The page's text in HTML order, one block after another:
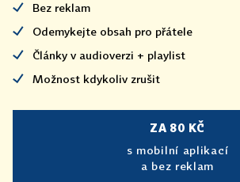
Bez reklam
Odemykejte obsah pro přátele
Články v audioverzi + playlist
Možnost kdykoliv zrušit
ZA 80 KČ
s mobilní aplikací
a bez reklam